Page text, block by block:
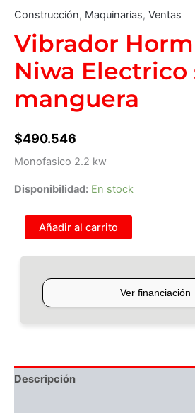
Construcción, Maquinarias, Ventas
Vibrador
Niwa Electrico
manguera
$490.546
Monofasico 2.2 kw
Disponibilidad: En stock
Añadir al carrito
Descripción